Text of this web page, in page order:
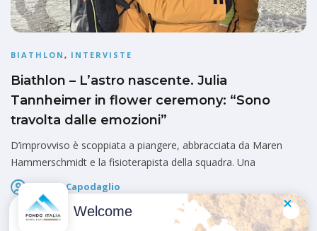
BIATHLON , INTERVISTE
Biathlon – L’astro nascente. Julia
Tannheimer in flower ceremony: “Sono
travolta dalle emozioni”
D’improvviso è scoppiata a piangere, abbracciata da Maren
Hammerschmidt e la fisioterapista della squadra. Una
Giogio Capodaglio
Pubblicato il
Welcome